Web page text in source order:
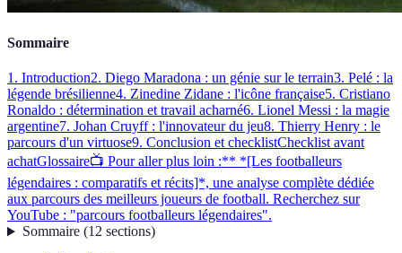
Sommaire
1. Introduction2. Diego Maradona : un génie sur le terrain3. Pelé : la
légende brésilienne4. Zinedine Zidane : l'icône française5. Cristiano
Ronaldo : détermination et travail acharné6. Lionel Messi : la magie
argentine7. Johan Cruyff : l'innovateur du jeu8. Thierry Henry : le
parcours d'un virtuose9. Conclusion et checklistChecklist avant
achatGlossaire📺 Pour aller plus loin :** *[Les footballeurs
légendaires : comparatifs et récits]*, une analyse complète dédiée
aux parcours des meilleurs joueurs de football. Recherchez sur
YouTube : "parcours footballeurs légendaires".
Sommaire(12 sections)